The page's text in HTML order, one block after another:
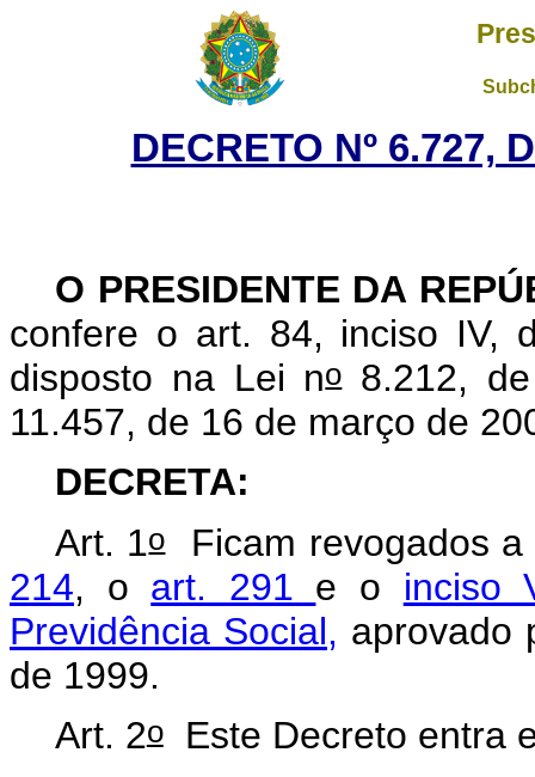
DECRETO Nº 6.727,
O PRESIDENTE DA
confere o art. 84, inciso IV,
disposto na Lei no8.212,
11.457, de 16 de março de
DECRETA:
Art. 1oFicam revogados a
214, o art. 291 e o inciso
Previdência Social, aprovado
de 1999.
Art. 2oEste Decreto entra